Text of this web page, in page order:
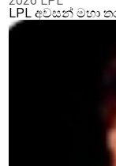
LPL අවසන් මහා